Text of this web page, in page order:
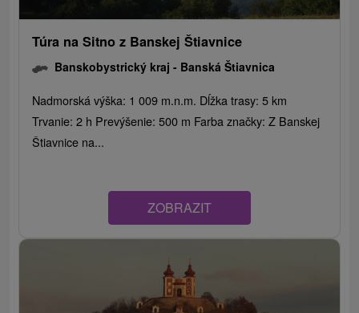
Túra na Sitno z Banskej Štiavnice
Banskobystrický kraj - Banská Štiavnica
Nadmorská výška: 1 009 m.n.m. Dĺžka trasy: 5 km
Trvanie: 2 h Prevýšenie: 500 m Farba značky: Z Banskej
Štiavnice na...
ZOBRAZIT